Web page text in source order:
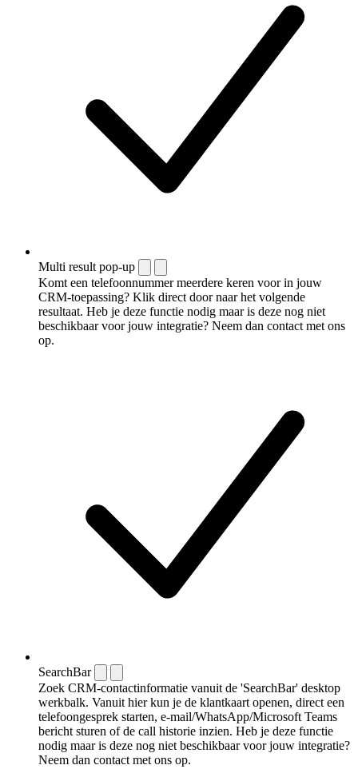
Multi result pop-up
Komt een telefoonnummer meerdere keren voor in jouw
CRM-toepassing? Klik direct door naar het volgende
resultaat. Heb je deze functie nodig maar is deze nog niet
beschikbaar voor jouw integratie? Neem dan contact met ons
op.
SearchBar
Zoek CRM-contactinformatie vanuit de 'SearchBar' desktop
werkbalk. Vanuit hier kun je de klantkaart openen, direct een
telefoongesprek starten, e-mail/WhatsApp/Microsoft Teams
bericht sturen of de call historie inzien. Heb je deze functie
nodig maar is deze nog niet beschikbaar voor jouw integratie?
Neem dan contact met ons op.